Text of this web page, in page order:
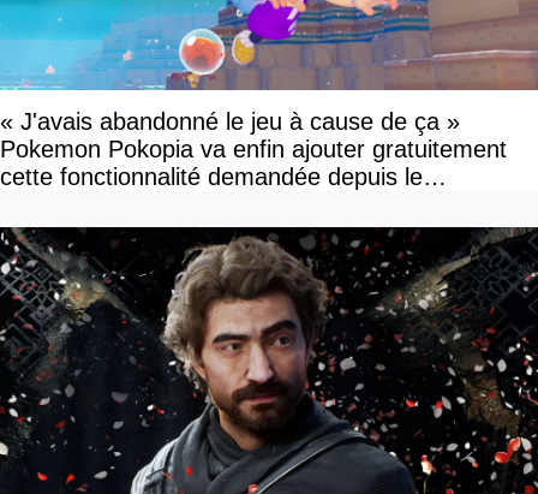
« J'avais abandonné le jeu à cause de ça »
Pokemon Pokopia va enfin ajouter gratuitement
cette fonctionnalité demandée depuis le